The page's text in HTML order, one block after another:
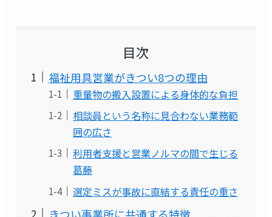
目次
福祉用具営業がきつい8つの理由
重量物の搬入設置による身体的な負担
相談員という名称に見合わない業務範
囲の広さ
利用者支援と営業ノルマの間で生じる
葛藤
選定ミスが事故に直結する責任の重さ